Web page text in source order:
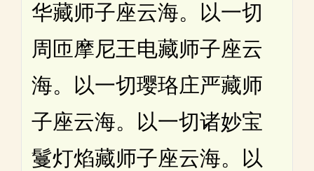
华藏师子座云海。以一切
周匝摩尼王电藏师子座云
海。以一切璎珞庄严藏师
子座云海。以一切诸妙宝
鬘灯焰藏师子座云海。以